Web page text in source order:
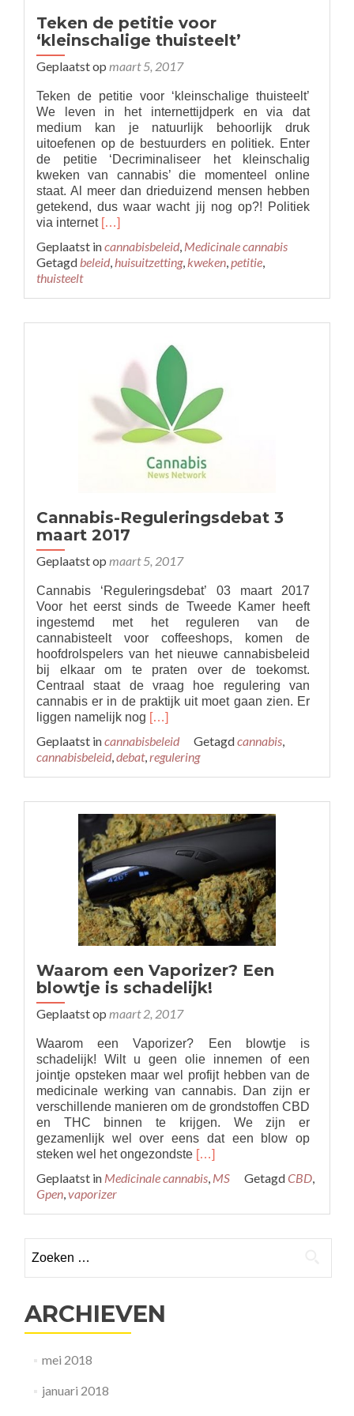
Teken de petitie voor
‘kleinschalige thuisteelt’
Geplaatst op maart 5, 2017
Teken de petitie voor ‘kleinschalige thuisteelt’
We leven in het internettijdperk en via dat
medium kan je natuurlijk behoorlijk druk
uitoefenen op de bestuurders en politiek. Enter
de petitie ‘Decriminaliseer het kleinschalig
kweken van cannabis’ die momenteel online
staat. Al meer dan drieduizend mensen hebben
getekend, dus waar wacht jij nog op?! Politiek
via internet Read
about
Teken
petitie
[…]
Geplaatst incannabisbeleid, Medicinale cannabis
Getagdbeleid,huisuitzetting,kweken,petitie,
thuisteelt
Cannabis-Reguleringsdebat 3
maart 2017
Geplaatst op maart 5, 2017
Cannabis ‘Reguleringsdebat’ 03 maart 2017
Voor het eerst sinds de Tweede Kamer heeft
ingestemd met het reguleren van de
cannabisteelt voor coffeeshops, komen de
hoofdrolspelers van het nieuwe cannabisbeleid
bij elkaar om te praten over de toekomst.
Centraal staat de vraag hoe regulering van
cannabis er in de praktijk uit moet gaan zien. Er
liggen namelijk nog Read
about
Cannabis-
Reguleringsdebat
maart
2017
[…]
Geplaatst incannabisbeleid Getagdcannabis,
cannabisbeleid,debat,regulering
Waarom een Vaporizer? Een
blowtje is schadelijk!
Geplaatst op maart 2, 2017
Waarom een Vaporizer? Een blowtje is
schadelijk! Wilt u geen olie innemen of een
jointje opsteken maar wel profijt hebben van de
medicinale werking van cannabis. Dan zijn er
verschillende manieren om de grondstoffen CBD
en THC binnen te krijgen. We zijn er
gezamenlijk wel over eens dat een blow op
steken wel het ongezondste Read
about
een
is
[…]
Geplaatst in Medicinale cannabis MS GetagdCBD
Gpen vaporizer
naar:
ARCHIEVEN
mei 2018
januari 2018